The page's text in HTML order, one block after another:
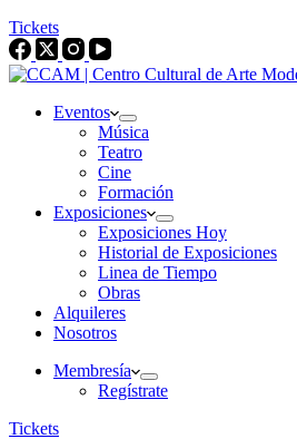
Tickets
Eventos
Música
Teatro
Cine
Formación
Exposiciones
Exposiciones Hoy
Historial de Exposiciones
Linea de Tiempo
Obras
Alquileres
Nosotros
Membresía
Regístrate
Tickets